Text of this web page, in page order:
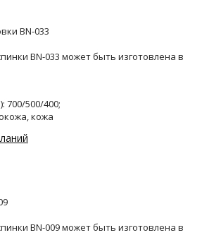
BN-033
BN-033 может быть изготовлена в
700/500/400;
кожа
BN-009 может быть изготовлена в